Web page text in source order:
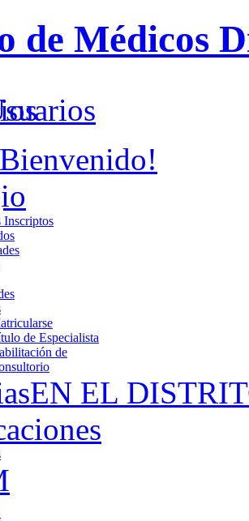
de Médicos
Bienvenido!
Inscriptos
de Especialista
de
EN EL